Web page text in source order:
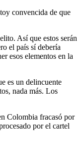
convencida de que
Así que estos serán
el país sí debería
esos elementos en la
es un delincuente
nada más. Los
Colombia fracasó por
por el cartel